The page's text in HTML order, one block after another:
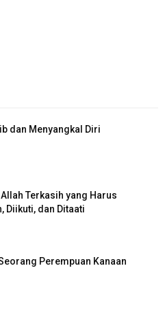
dan Menyangkal Diri
Terkasih yang Harus
Diikuti, dan Ditaati
Perempuan Kanaan